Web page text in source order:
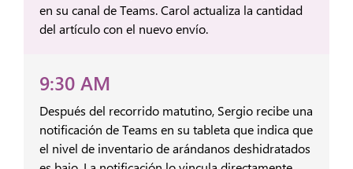
en su canal de Teams. Carol actualiza la cantidad
del artículo con el nuevo envío.
9:30 AM
Después del recorrido matutino, Sergio recibe una
notificación de Teams en su tableta que indica que
el nivel de inventario de arándanos deshidratados